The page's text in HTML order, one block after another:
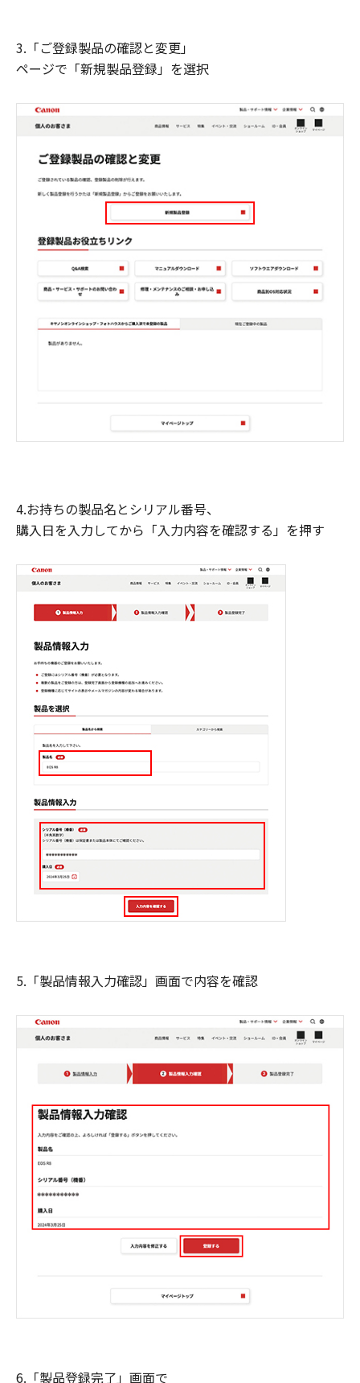
3.「ご登録製品の確認と変更」
ページで「新規製品登録」を選択
4.お持ちの製品名とシリアル番号、
購入日を入力してから「入力内容を確認する」を押す
5.「製品情報入力確認」画面で内容を確認
6.「製品登録完了」画面で